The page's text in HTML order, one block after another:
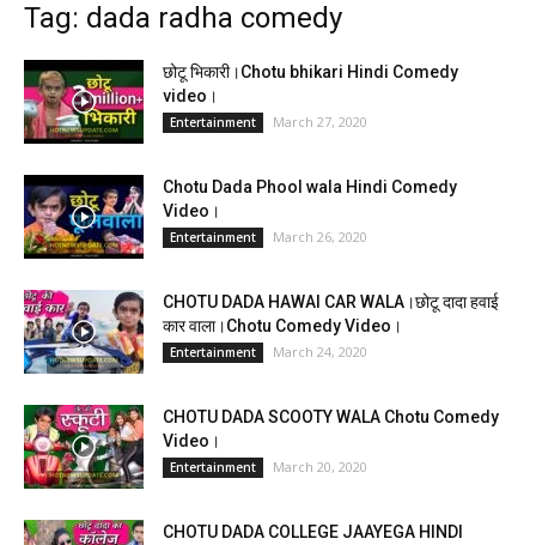
Tag: dada radha comedy
छोटू भिकारी।Chotu bhikari Hindi Comedy
video।
Entertainment March 27, 2020
Chotu Dada Phool wala Hindi Comedy
Video।
Entertainment March 26, 2020
CHOTU DADA HAWAI CAR WALA।छोटू दादा हवाई
कार वाला।Chotu Comedy Video।
Entertainment March 24, 2020
CHOTU DADA SCOOTY WALA Chotu Comedy
Video।
Entertainment March 20, 2020
CHOTU DADA COLLEGE JAAYEGA HINDI